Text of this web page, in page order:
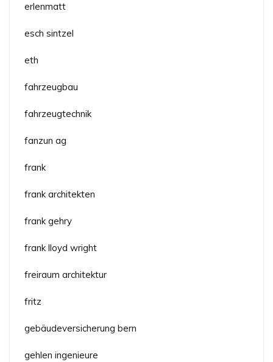
erlenmatt
esch sintzel
eth
fahrzeugbau
fahrzeugtechnik
fanzun ag
frank
frank architekten
frank gehry
frank lloyd wright
freiraum architektur
fritz
gebäudeversicherung bern
gehlen ingenieure